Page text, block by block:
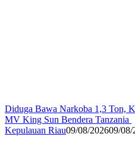
Diduga Bawa Narkoba 1,3 Ton,
MV King Sun Bendera Tanzania
Kepulauan Riau09/08/202609/08/